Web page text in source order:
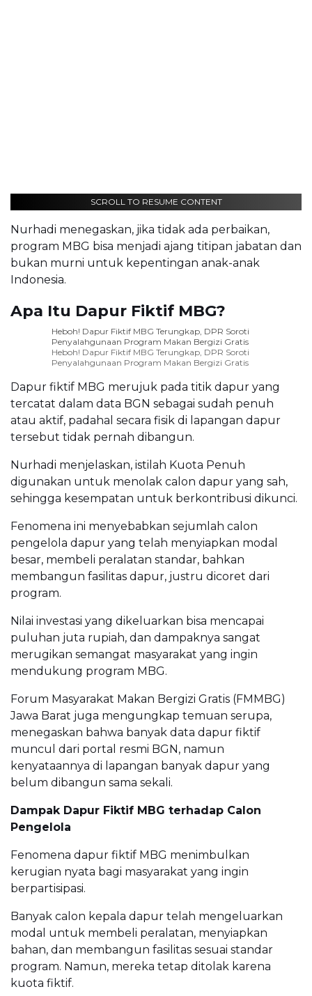
SCROLL TO RESUME CONTENT
Nurhadi menegaskan, jika tidak ada perbaikan,
program MBG bisa menjadi ajang titipan jabatan dan
bukan murni untuk kepentingan anak-anak
Indonesia.
Apa Itu Dapur Fiktif MBG?
Heboh! Dapur Fiktif MBG Terungkap, DPR Soroti
Penyalahgunaan Program Makan Bergizi Gratis
Heboh! Dapur Fiktif MBG Terungkap, DPR Soroti
Penyalahgunaan Program Makan Bergizi Gratis
Dapur fiktif MBG merujuk pada titik dapur yang
tercatat dalam data BGN sebagai sudah penuh
atau aktif, padahal secara fisik di lapangan dapur
tersebut tidak pernah dibangun.
Nurhadi menjelaskan, istilah Kuota Penuh
digunakan untuk menolak calon dapur yang sah,
sehingga kesempatan untuk berkontribusi dikunci.
Fenomena ini menyebabkan sejumlah calon
pengelola dapur yang telah menyiapkan modal
besar, membeli peralatan standar, bahkan
membangun fasilitas dapur, justru dicoret dari
program.
Nilai investasi yang dikeluarkan bisa mencapai
puluhan juta rupiah, dan dampaknya sangat
merugikan semangat masyarakat yang ingin
mendukung program MBG.
Forum Masyarakat Makan Bergizi Gratis (FMMBG)
Jawa Barat juga mengungkap temuan serupa,
menegaskan bahwa banyak data dapur fiktif
muncul dari portal resmi BGN, namun
kenyataannya di lapangan banyak dapur yang
belum dibangun sama sekali.
Dampak Dapur Fiktif MBG terhadap Calon
Pengelola
Fenomena dapur fiktif MBG menimbulkan
kerugian nyata bagi masyarakat yang ingin
berpartisipasi.
Banyak calon kepala dapur telah mengeluarkan
modal untuk membeli peralatan, menyiapkan
bahan, dan membangun fasilitas sesuai standar
program. Namun, mereka tetap ditolak karena
kuota fiktif.